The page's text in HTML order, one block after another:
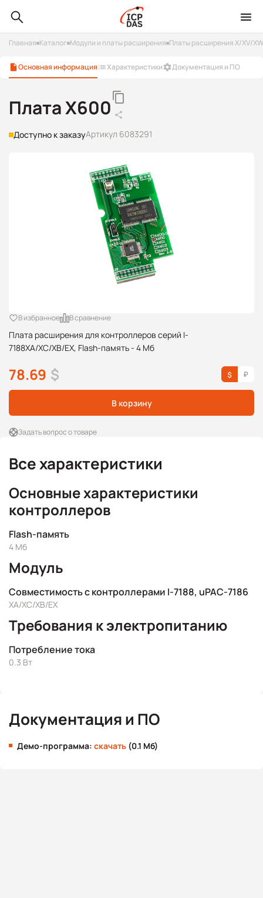
Главная Каталог Модули и платы расширения Платы расширения X/XV/XW
Основная информация Характеристики Документация и ПО
Плата X600
Доступно к заказуАртикул 6083291
Плата расширения для контроллеров серий I-
7188XA/XC/XB/EX, Flash-память - 4 Мб
В избранное В сравнение
78.69 $
В корзину
Задать вопрос о товаре
Все характеристики
Основные характеристики
контроллеров
Flash-память
4 Мб
Модуль
Совместимость с контроллерами I-7188, uPAC-7186
XA/XC/XB/EX
Требования к электропитанию
Потребление тока
0.3 Вт
Документация и ПО
Демо-программа: скачать (0.1 Мб)